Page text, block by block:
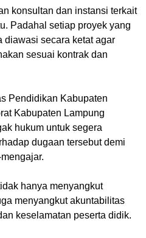
konsultan dan instansi terkait
Padahal setiap proyek yang
diawasi secara ketat agar
sesuai kontrak dan
Pendidikan Kabupaten
Kabupaten Lampung
hukum untuk segera
dugaan tersebut demi
hanya menyangkut
menyangkut akuntabilitas
keselamatan peserta didik.